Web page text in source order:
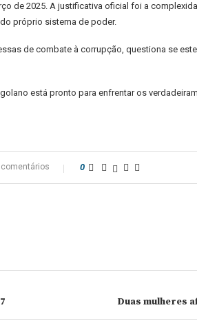
de 2025. A justificativa oficial foi a
próprio sistema de poder.
de combate à corrupção, questiona se
está pronto para enfrentar os
comentários 0
Duas mulheres